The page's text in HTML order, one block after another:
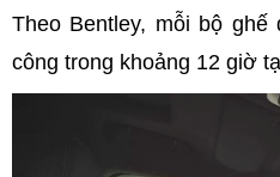
Theo Bentley, mỗi bộ
công trong khoảng 12 giờ